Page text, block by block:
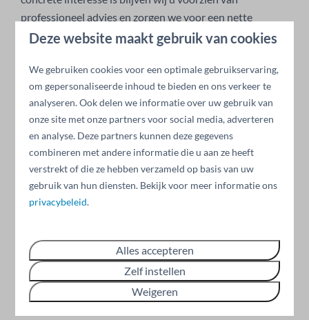
professioneel advies en zorgen we voor een nette
totstandkoming van het koopcontract. De begeleiding
professionele verhuurorganisatie zorgt ervoor dat er een
constante enhoge bezettingsgraadgerealiseerd wordt
waardoor uw investering goed rendeert!
Benieuwd naar de verschillende type woningen waar
Kempen Recreatie over beschikt?
Bekijk nu de brochure
Deze website maakt gebruik van cookies
We gebruiken cookies voor een optimale gebruikservaring,
om gepersonaliseerde inhoud te bieden en ons verkeer te
analyseren. Ook delen we informatie over uw gebruik van
onze site met onze partners voor social media, adverteren
en analyse. Deze partners kunnen deze gegevens
combineren met andere informatie die u aan ze heeft
verstrekt of die ze hebben verzameld op basis van uw
gebruik van hun diensten. Bekijk voor meer informatie ons
privacybeleid.
Alles accepteren
Zelf instellen
Weigeren